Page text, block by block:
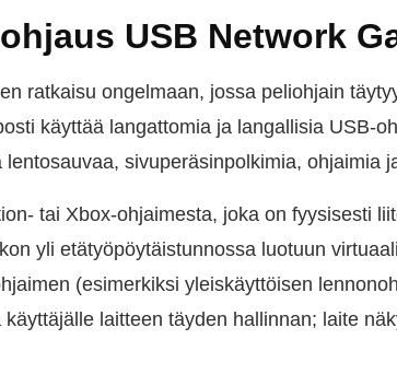
USB Network
ratkaisu ongelmaan, jossa peliohjain
käyttää langattomia ja langallisia USB-
sivuperäsinpolkimia, ohjaimia
tai Xbox-ohjaimesta, joka on fyysisesti
yli etätyöpöytäistunnossa luotuun
(esimerkiksi yleiskäyttöisen
laitteen täyden hallinnan; laite